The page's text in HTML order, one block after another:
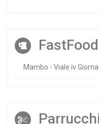
FastFood
Mambo - Viale iv